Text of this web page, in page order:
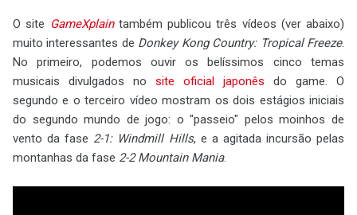
O site GameXplaintambém publicou três vídeos (ver abaixo)
muito interessantes de Donkey Kong Country: Tropical Freeze.
No primeiro, podemos ouvir os belíssimos cinco temas
musicais divulgados no site oficial japonês do game. O
segundo e o terceiro vídeo mostram os dois estágios iniciais
do segundo mundo de jogo: o "passeio" pelos moinhos de
vento da fase 2-1: Windmill Hills, e a agitada incursão pelas
montanhas da fase 2-2 Mountain Mania.